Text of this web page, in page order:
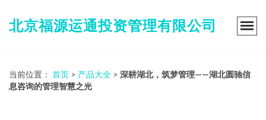
北京福源运通投资管理有限公司
当前位置： 首页 > 产品大全 > 深耕湖北，筑梦管理——湖北圆驰信
息咨询的管理智慧之光